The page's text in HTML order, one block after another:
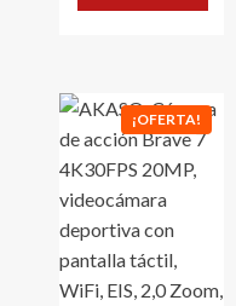
¡OFERTA!